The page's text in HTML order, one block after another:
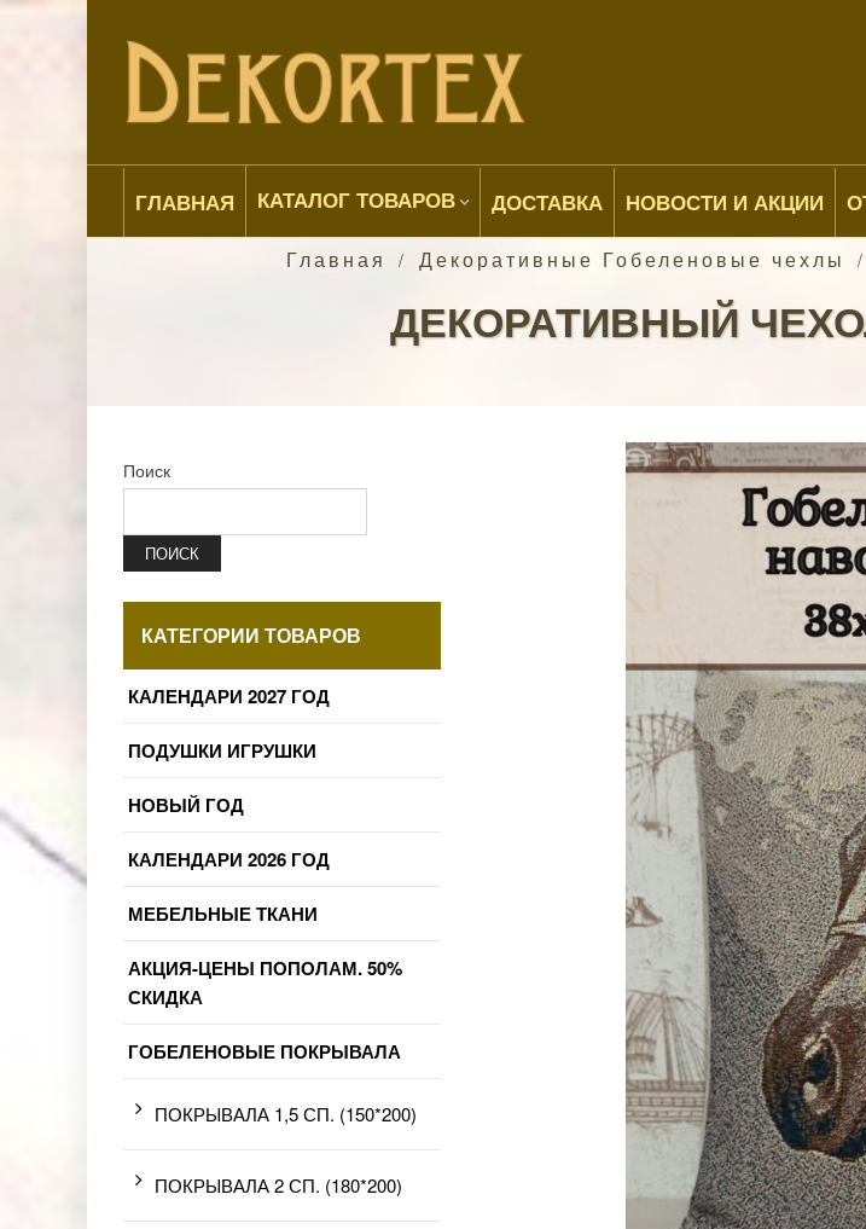
ГЛАВНАЯ КАТАЛОГ ТОВАРОВ ДОСТАВКА НОВОСТИ И АКЦИИ
Главная / Декоративные Гобеленовые чехлы /
ДЕКОРАТИВНЫЙ
Поиск
ПОИСК
КАТЕГОРИИ ТОВАРОВ
КАЛЕНДАРИ 2027 ГОД
ПОДУШКИ ИГРУШКИ
НОВЫЙ ГОД
КАЛЕНДАРИ 2026 ГОД
МЕБЕЛЬНЫЕ ТКАНИ
АКЦИЯ-ЦЕНЫ ПОПОЛАМ. 50%
СКИДКА
ГОБЕЛЕНОВЫЕ ПОКРЫВАЛА
ПОКРЫВАЛА 1,5 СП. (150*200)
ПОКРЫВАЛА 2 СП. (180*200)